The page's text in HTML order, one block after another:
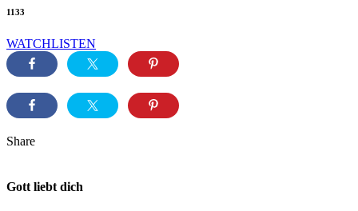
1133
WATCHLISTEN
Share
Gott liebt dich